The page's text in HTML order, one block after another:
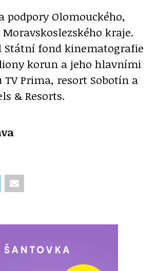
podpory Olomouckého,
kraje.
Státní fond kinematografie
korun a jeho hlavními
Prima, resort Sobotín a
& Resorts.